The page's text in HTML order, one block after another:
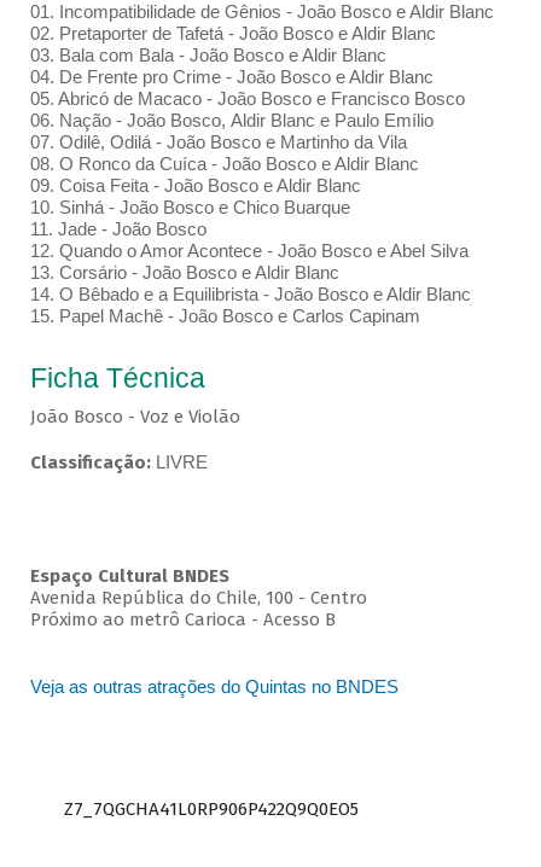
01. Incompatibilidade de Gênios - João Bosco e Aldir Blanc
02. Pretaporter de Tafetá - João Bosco e Aldir Blanc
03. Bala com Bala - João Bosco e Aldir Blanc
04. De Frente pro Crime - João Bosco e Aldir Blanc
05. Abricó de Macaco - João Bosco e Francisco Bosco
06. Nação - João Bosco, Aldir Blanc e Paulo Emílio
07. Odilê, Odilá - João Bosco e Martinho da Vila
08. O Ronco da Cuíca - João Bosco e Aldir Blanc
09. Coisa Feita - João Bosco e Aldir Blanc
10. Sinhá - João Bosco e Chico Buarque
11. Jade - João Bosco
12. Quando o Amor Acontece - João Bosco e Abel Silva
13. Corsário - João Bosco e Aldir Blanc
14. O Bêbado e a Equilibrista - João Bosco e Aldir Blanc
15. Papel Machê - João Bosco e Carlos Capinam
Ficha Técnica
João Bosco - Voz e Violão
Classificação: LIVRE
Espaço Cultural BNDES
Avenida República do Chile, 100 - Centro
Próximo ao metrô Carioca - Acesso B
Veja as outras atrações do Quintas no BNDES
Z7_7QGCHA41L0RP906P422Q9Q0EO5